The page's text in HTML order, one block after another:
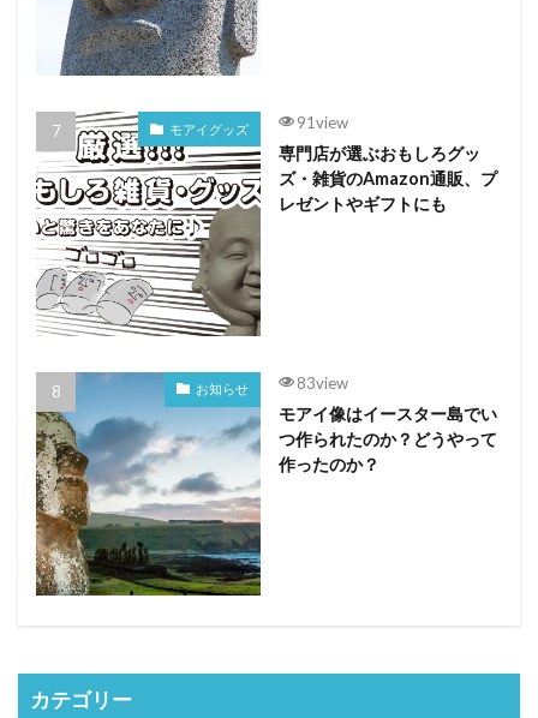
モアイグッズ 91view
専門店が選ぶおもしろグッ
ズ・雑貨のAmazon通販、プ
レゼントやギフトにも
お知らせ 83view
モアイ像はイースター島でい
つ作られたのか？どうやって
作ったのか？
カテゴリー